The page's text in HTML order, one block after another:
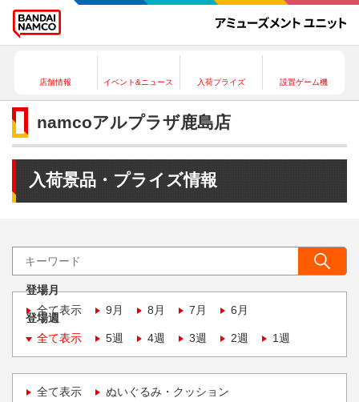
店舗情報 イベント&ニュース 入荷プライズ 設置ゲーム機
namcoアルプラザ鹿島店
入荷景品・プライズ情報
登場月
全て表示
9月 8月 7月 6月
登場週
全て表示
5週 4週 3週 2週 1週
全て表示 ぬいぐるみ・クッション